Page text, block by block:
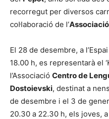
recorregut per diversos
col·laboració de l’
El 28 de desembre, a
18.00 h, es representarà el
l’Associació Centro de
Dostoievski, destinat a
de desembre i el 3 de
20.30 a 22.30 h, els joves,